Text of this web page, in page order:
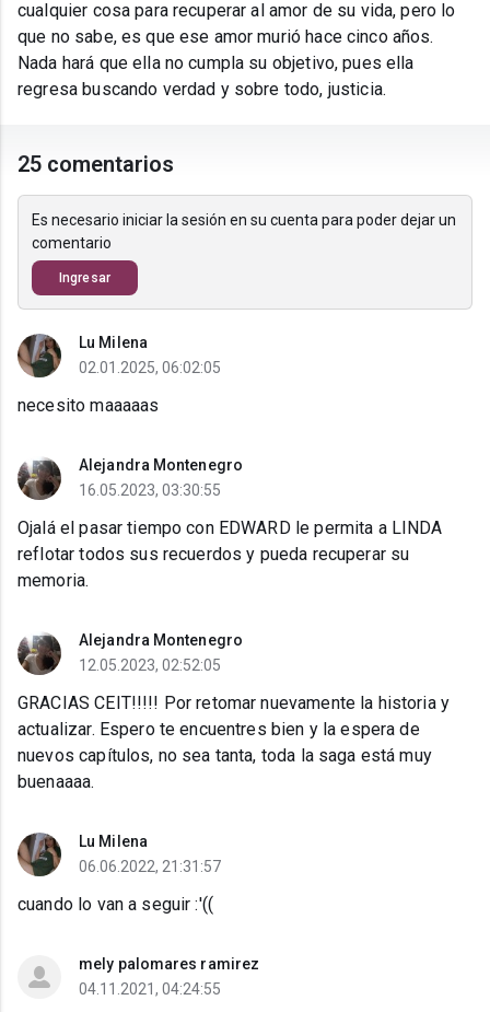
cualquier cosa para recuperar al amor de su vida, pero lo
que no sabe, es que ese amor murió hace cinco años.
Nada hará que ella no cumpla su objetivo, pues ella
regresa buscando verdad y sobre todo, justicia.
25 comentarios
Es necesario iniciar la sesión en su cuenta para poder dejar un
comentario
Ingresar
Lu Milena
02.01.2025, 06:02:05
necesito maaaaas
Alejandra Montenegro
16.05.2023, 03:30:55
Ojalá el pasar tiempo con EDWARD le permita a LINDA
reflotar todos sus recuerdos y pueda recuperar su
memoria.
Alejandra Montenegro
12.05.2023, 02:52:05
GRACIAS CEIT!!!!! Por retomar nuevamente la historia y
actualizar. Espero te encuentres bien y la espera de
nuevos capítulos, no sea tanta, toda la saga está muy
buenaaaa.
Lu Milena
06.06.2022, 21:31:57
cuando lo van a seguir :'((
mely palomares ramirez
04.11.2021, 04:24:55